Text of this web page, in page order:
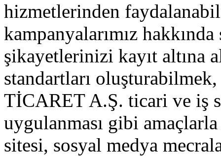
hizmetlerinden
kampanyalarımız
şikayetlerinizi kayıt altına
standartları
TİCARET A.Ş. ticari ve iş
uygulanması gibi
sitesi, sosyal medya